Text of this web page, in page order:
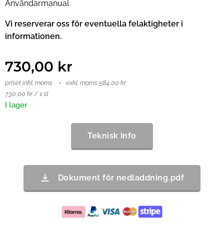
Användarmanual
Vi reserverar oss för eventuella felaktigheter i
informationen.
730,00 kr
priset inkl. moms
exkl. moms 584,00 kr
730,00 kr / 1 st
I lager
Teknisk Info
Dokument för nedladdning.pdf